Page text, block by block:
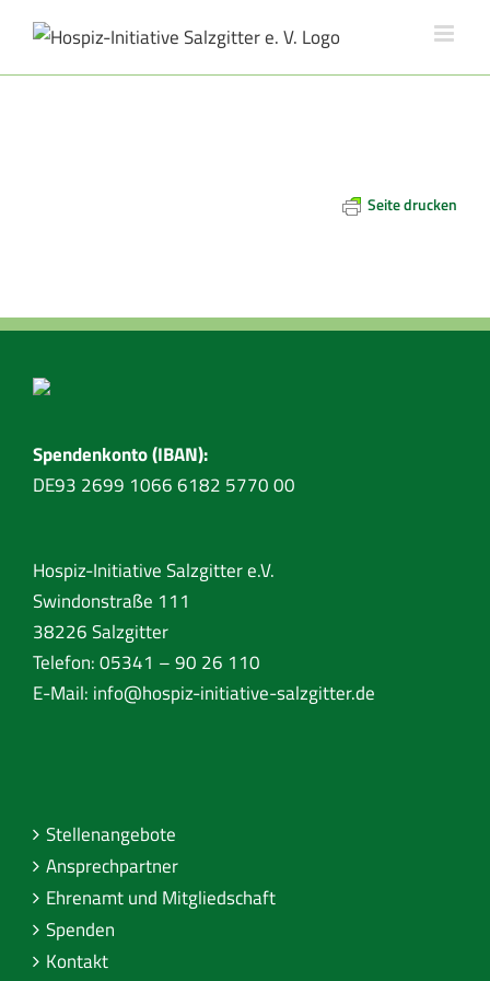
content
Seite drucken
Spendenkonto (IBAN):
DE93 2699 1066 6182 5770 00
Hospiz-Initiative Salzgitter e.V.
Swindonstraße 111
38226 Salzgitter
Telefon: 05341 – 90 26 110
E-Mail: info@hospiz-initiative-salzgitter.de
Stellenangebote
Ansprechpartner
Ehrenamt und Mitgliedschaft
Spenden
Kontakt